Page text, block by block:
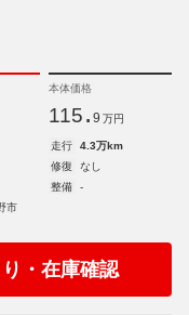
本体価格
115. 9 万円
走行
4.3万km
修復
なし
整備
-
市
・在庫確認